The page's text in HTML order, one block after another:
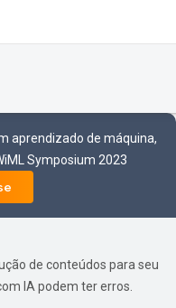
aprendizado de máquina,
Symposium 2023
de conteúdos para seu
IA podem ter erros.